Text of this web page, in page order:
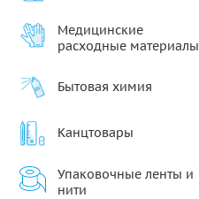
Медицинские
расходные материалы
Бытовая химия
Канцтовары
Упаковочные ленты и
нити